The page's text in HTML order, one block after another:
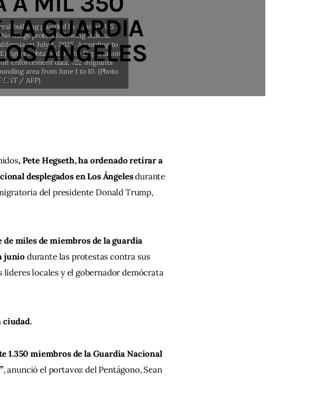
GUARDIA
ÁNGELES
, Pete Hegseth, ha ordenado retirar a
desplegados en Los Ángeles durante
del presidente Donald Trump,
miles de miembros de la guardia
junio durante las protestas contra sus
locales y el gobernador demócrata
ciudad.
1.350 miembros de la Guardia Nacional
, anunció el portavoz del Pentágono, Sean